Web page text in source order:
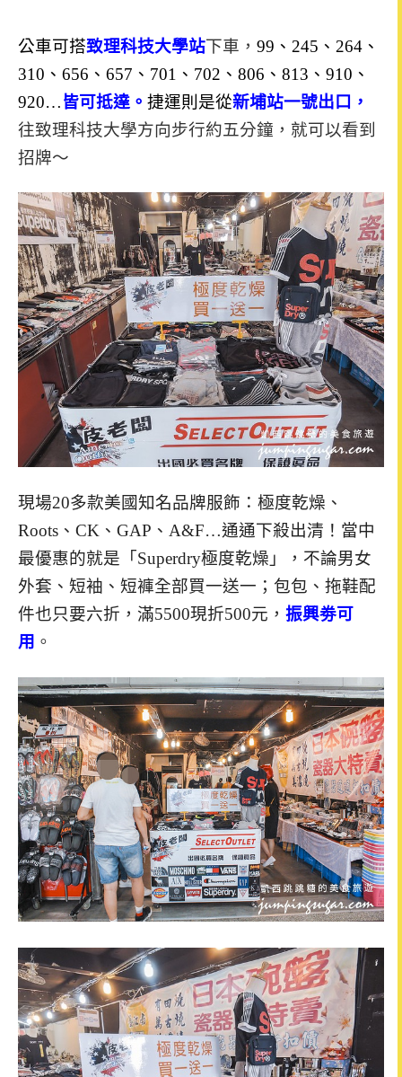
公車可搭致理科技大學站下車， 99、245、264、
310、656、657、701、702、806、813、910、
920…皆可抵達。 捷運則是從新埔站一號出口，
往致理科技大學方向步行約五分鐘，就可以看到
招牌～
現場20多款美國知名品牌服飾：極度乾燥、
Roots、CK、GAP、A&F…通通下殺出清！當中
最優惠的就是「Superdry極度乾燥」，不論男女
外套、短袖、短褲全部買一送一；包包、拖鞋配
件也只要六折，滿5500現折500元， 振興劵可
用 。